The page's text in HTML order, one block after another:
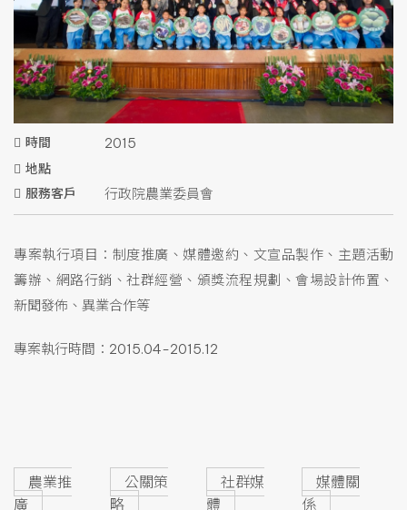
時間 2015
地點
服務客戶
行政院農業委員會
專案執行項目：制度推廣、媒體邀約、文宣品製作、主題活動
籌辦、網路行銷、社群經營、頒獎流程規劃、會場設計佈置、
新聞發佈、異業合作等
專案執行時間：2015.04-2015.12
農業推
廣
公關策
略
社群媒
體
媒體關
係